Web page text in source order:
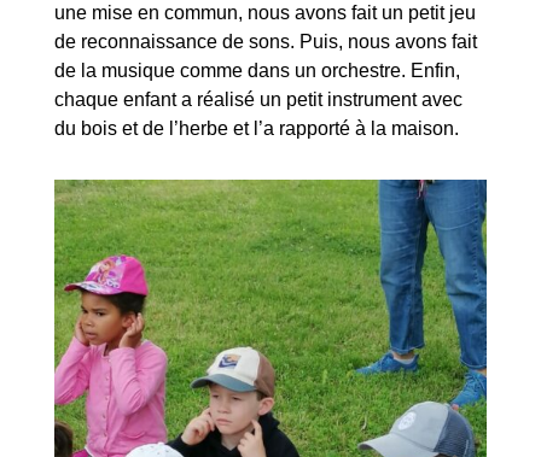
une mise en commun, nous avons fait un petit jeu
de reconnaissance de sons. Puis, nous avons fait
de la musique comme dans un orchestre. Enfin,
chaque enfant a réalisé un petit instrument avec
du bois et de l’herbe et l’a rapporté à la maison.